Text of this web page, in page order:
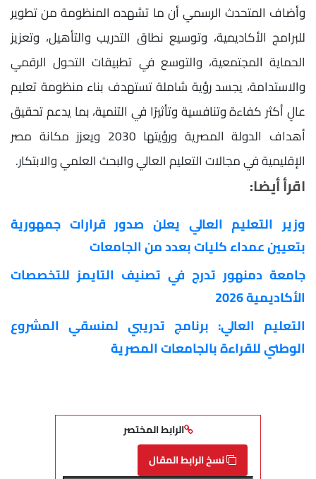
وأضاف المتحدث الرسمي أن ما تشهده المنظومة من تطوير
للبرامج الأكاديمية، وتوسيع نطاق التدريب والتأهيل، وتعزيز
الحماية المجتمعية، والتوسع في تطبيقات التحول الرقمي
والاستدامة، يجسد رؤية شاملة تستهدف بناء منظومة تعليم
عالٍ أكثر كفاءة وتنافسية وتأثيرًا في التنمية، بما يدعم تحقيق
أهداف الدولة المصرية ورؤيتها 2030 ويعزز مكانة مصر
الإقليمية في مجالات التعليم العالي والبحث العلمي والابتكار.
اقرأ أيضا:
وزير التعليم العالي يعلن صدور قرارات جمهورية
بتعيين عمداء كليات بعدد من الجامعات
جامعة دمنهور تدرج في تصنيف التايمز للتخصصات
الأكاديمية 2026
التعليم العالي: برنامج تدريبي لمنسقي المشروع
الوطني للقراءة بالجامعات المصرية
الرابط المختصر
نسخ الرابط المقال